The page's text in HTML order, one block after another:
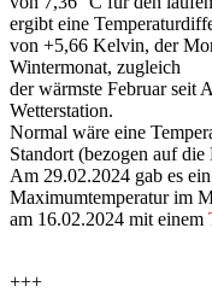
ergibt eine
von +5,66 Kelvin, der
Wintermonat, zugleich
der wärmste Februar seit
Wetterstation.
Normal wäre eine
Standort (bezogen auf
Am 29.02.2024 gab es ein
Maximumtemperatur im
am 16.02.2024 mit einem
+++